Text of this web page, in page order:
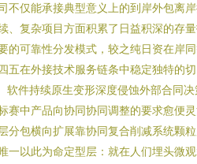
不仅能承接典型意义上的到岸外包离
、复杂项目方面积累了日益积深的存
的可靠性分发模式，较之纯日资在岸
五在外接技术服务链条中稳定独特的切
件持续原生变形深度侵蚀外部合同决
赛中产品向协同协同调整的要求愈便
分包横向扩展靠协同复合削减系统颗
一以此为命定型层：就在人们埋头微